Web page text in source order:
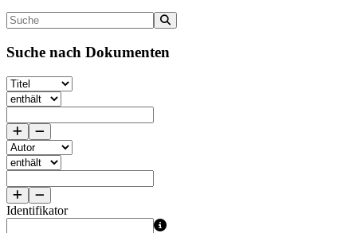
Suche nach Dokumenten
Identifikator